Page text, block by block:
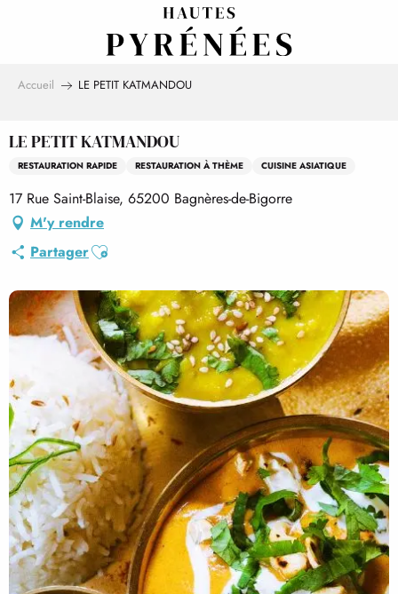
Accueil LE PETIT KATMANDOU
LE PETIT KATMANDOU
RESTAURATION RAPIDE RESTAURATION À THÈME CUISINE ASIATIQUE
17 Rue Saint-Blaise, 65200 Bagnères-de-Bigorre
M'y rendre
PartagerAjouter aux favoris